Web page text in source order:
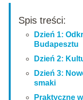
Spis treści:
Dzień 1:
Budapesztu
Dzień 2:
Dzień 3:
smaki
Praktyczne